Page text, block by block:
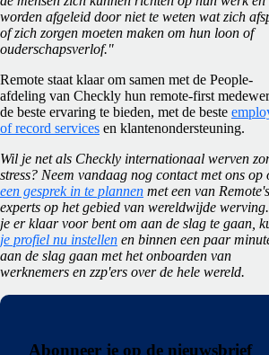
worden afgeleid door niet te weten wat zich
of zich zorgen moeten maken om hun loon of
ouderschapsverlof."
Remote staat klaar om samen met de People-
afdeling van Checkly hun remote-first
de beste ervaring te bieden, met de beste
of record services en klantenondersteuning.
Wil je net als Checkly internationaal werven
stress? Neem vandaag nog contact met ons op
een gesprek in te plannen met een van Remote's
experts op het gebied van wereldwijde
je er klaar voor bent om aan de slag te gaan,
je profiel nu instellen en binnen een paar
aan de slag gaan met het onboarden van
werknemers en zzp'ers over de hele wereld.
Abonneer je op de nieuwsbrief